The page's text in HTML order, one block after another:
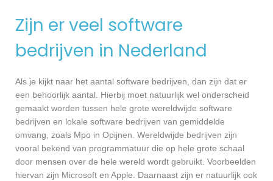
Zijn er veel software
bedrijven in Nederland
Als je kijkt naar het aantal software bedrijven, dan zijn dat er
een behoorlijk aantal. Hierbij moet natuurlijk wel onderscheid
gemaakt worden tussen hele grote wereldwijde software
bedrijven en lokale software bedrijven van gemiddelde
omvang, zoals Mpo in Opijnen. Wereldwijde bedrijven zijn
vooral bekend van programmatuur die op hele grote schaal
door mensen over de hele wereld wordt gebruikt. Voorbeelden
hiervan zijn Microsoft en Apple. Daarnaast zijn er natuurlijk ook